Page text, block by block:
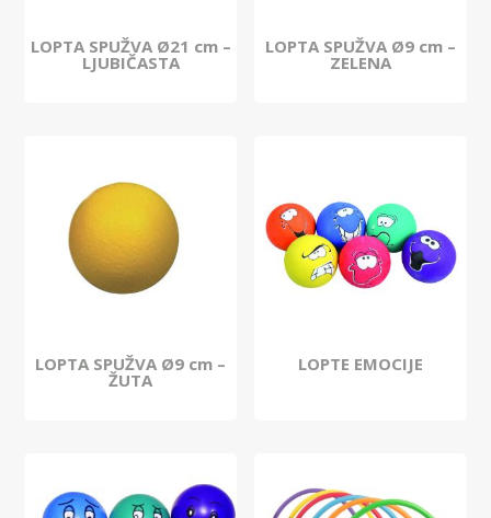
LOPTA SPUŽVA Ø21 cm –
LJUBIČASTA
LOPTA SPUŽVA Ø9 cm –
ZELENA
LOPTA SPUŽVA Ø9 cm –
ŽUTA
LOPTE EMOCIJE